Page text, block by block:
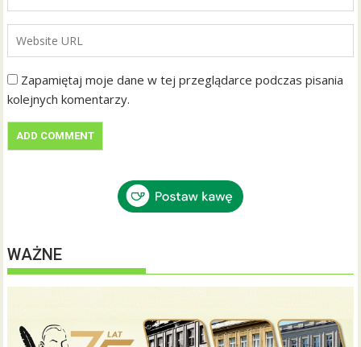
Zapamiętaj moje dane w tej przeglądarce podczas pisania
kolejnych komentarzy.
WAŻNE